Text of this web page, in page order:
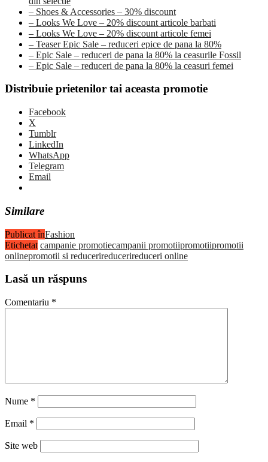
– Shoes & Accessories – 30% discount
– Looks We Love – 20% discount articole barbati
– Looks We Love – 20% discount articole femei
– Teaser Epic Sale – reduceri epice de pana la 80%
– Epic Sale – reduceri de pana la 80% la ceasurile Fossil
– Epic Sale – reduceri de pana la 80% la ceasuri femei
Distribuie prietenilor tai aceasta promotie
Facebook
X
Tumblr
LinkedIn
WhatsApp
Telegram
Email
Similare
Publicat înFashion
Etichetat campanie promotiecampanii promotiipromotiipromotii
onlinepromotii si reducerireducerireduceri online
Lasă un răspuns
Comentariu *
Nume *
Email *
Site web